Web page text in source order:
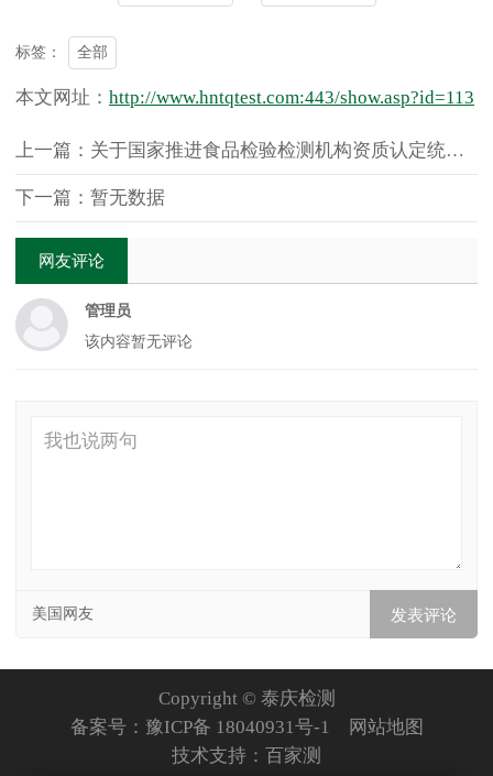
标签： 全部
本文网址： http://www.hntqtest.com:443/show.asp?id=113
上一篇：关于国家推进食品检验检测机构资质认定统一实施
下一篇：暂无数据
网友评论
管理员
该内容暂无评论
美国网友
Copyright © 泰庆检测
备案号： 豫ICP备 18040931号-1
网站地图
技术支持： 百家测